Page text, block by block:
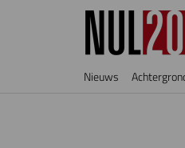
Overslaan en naar de inhoud gaan
Nieuws